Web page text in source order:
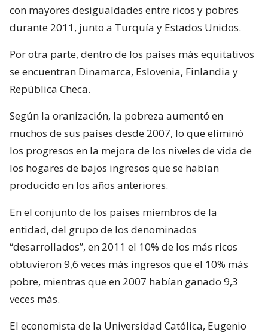
con mayores desigualdades entre ricos y pobres
durante 2011, junto a Turquía y Estados Unidos.
Por otra parte, dentro de los países más equitativos
se encuentran Dinamarca, Eslovenia, Finlandia y
República Checa.
Según la oranización, la pobreza aumentó en
muchos de sus países desde 2007, lo que eliminó
los progresos en la mejora de los niveles de vida de
los hogares de bajos ingresos que se habían
producido en los años anteriores.
En el conjunto de los países miembros de la
entidad, del grupo de los denominados
“desarrollados”, en 2011 el 10% de los más ricos
obtuvieron 9,6 veces más ingresos que el 10% más
pobre, mientras que en 2007 habían ganado 9,3
veces más.
El economista de la Universidad Católica, Eugenio